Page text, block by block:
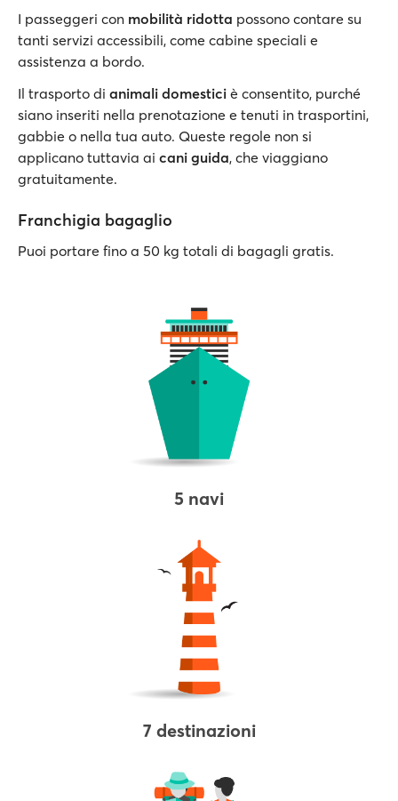
I passeggeri con mobilità ridotta possono contare su
tanti servizi accessibili, come cabine speciali e
assistenza a bordo.
Il trasporto di animali domestici è consentito, purché
siano inseriti nella prenotazione e tenuti in trasportini,
gabbie o nella tua auto. Queste regole non si
applicano tuttavia ai cani guida, che viaggiano
gratuitamente.
Franchigia bagaglio
Puoi portare fino a 50 kg totali di bagagli gratis.
5 navi
7 destinazioni